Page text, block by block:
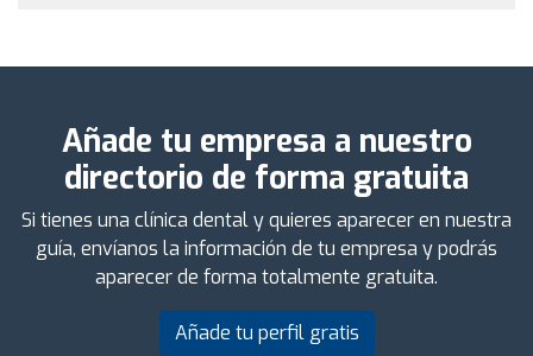
Añade tu empresa a nuestro
directorio de forma gratuita
Si tienes una clínica dental y quieres aparecer en nuestra
guía, envíanos la información de tu empresa y podrás
aparecer de forma totalmente gratuita.
Añade tu perfil gratis